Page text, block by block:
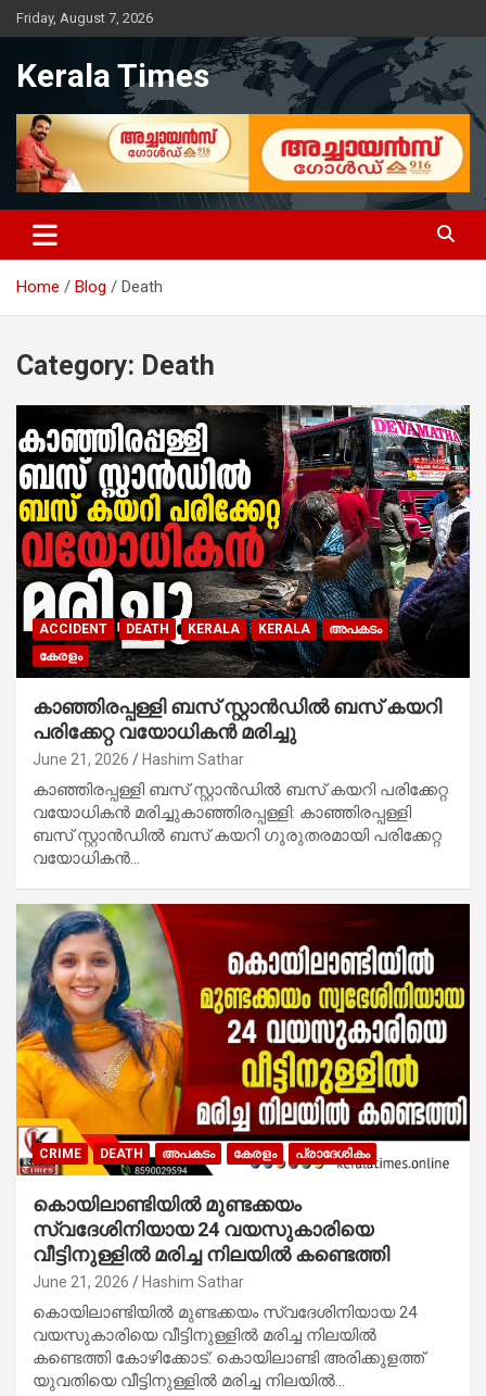
Skip
to
Friday, August 7, 2026
Kerala Times
Home Blog Death
Category: Death
ACCIDENT DEATH KERALA KERALA
അപകടം
കേരളം
കാഞ്ഞിരപ്പള്ളി ബസ് സ്റ്റാൻഡിൽ ബസ് കയറി
പരിക്കേറ്റ വയോധികൻ മരിച്ചു
June 21, 2026 Hashim Sathar
കാഞ്ഞിരപ്പള്ളി ബസ് സ്റ്റാൻഡിൽ ബസ് കയറി പരിക്കേറ്റ
വയോധികൻ മരിച്ചുകാഞ്ഞിരപ്പള്ളി: കാഞ്ഞിരപ്പള്ളി
ബസ് സ്റ്റാൻഡിൽ ബസ് കയറി ഗുരുതരമായി പരിക്കേറ്റ
വയോധികൻ…
CRIME DEATH അപകടം കേരളം പ്രാദേശികം
കൊയിലാണ്ടിയില്‍ മുണ്ടക്കയം
സ്വദേശിനിയായ 24 വയസുകാരിയെ
വീട്ടിനുള്ളില്‍ മരിച്ച നിലയില്‍ കണ്ടെത്തി
June 21, 2026 Hashim Sathar
കൊയിലാണ്ടിയില്‍ മുണ്ടക്കയം സ്വദേശിനിയായ 24
വയസുകാരിയെ വീട്ടിനുള്ളില്‍ മരിച്ച നിലയില്‍
കണ്ടെത്തി കോഴിക്കോട്: കൊയിലാണ്ടി അരിക്കുളത്ത്
യുവതിയെ വീട്ടിനുള്ളിൽ മരിച്ച നിലയിൽ…